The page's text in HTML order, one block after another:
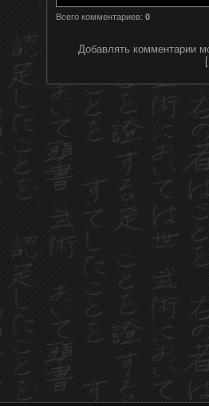
Всего комментариев: 0
Добавлять комментарии